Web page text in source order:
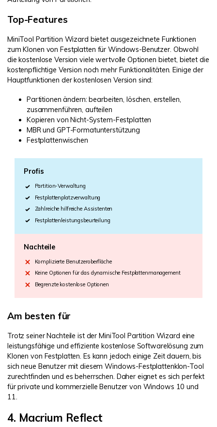
Top-Features
MiniTool Partition Wizard bietet ausgezeichnete Funktionen
zum Klonen von Festplatten für Windows-Benutzer. Obwohl
die kostenlose Version viele wertvolle Optionen bietet, bietet die
kostenpflichtige Version noch mehr Funktionalitäten. Einige der
Hauptfunktionen der kostenlosen Version sind:
Partitionen ändern: bearbeiten, löschen, erstellen,
zusammenführen, aufteilen
Kopieren von Nicht-System-Festplatten
MBR und GPT-Formatunterstützung
Festplattenwischen
Profis
Partition-Verwaltung
Festplattenplatzverwaltung
Zahlreiche hilfreiche Assistenten
Festplattenleistungsbeurteilung
Nachteile
Komplizierte Benutzeroberfläche
Keine Optionen für das dynamische Festplattenmanagement
Begrenzte kostenlose Optionen
Am besten für
Trotz seiner Nachteile ist der MiniTool Partition Wizard eine
leistungsfähige und effiziente kostenlose Softwarelösung zum
Klonen von Festplatten. Es kann jedoch einige Zeit dauern, bis
sich neue Benutzer mit diesem Windows-Festplattenklon-Tool
zurechtfinden und es beherrschen. Daher eignet es sich perfekt
für private und kommerzielle Benutzer von Windows 10 und
11.
4. Macrium Reflect